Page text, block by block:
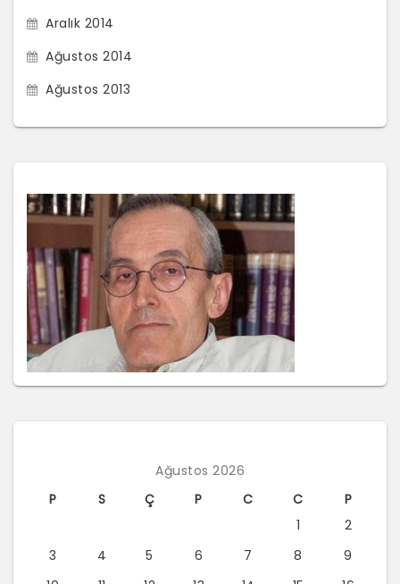
Aralık 2014
Ağustos 2014
Ağustos 2013
Ağustos 2026
P
S Ç P C C
P
1
2
3
4 5 6 7 8
9